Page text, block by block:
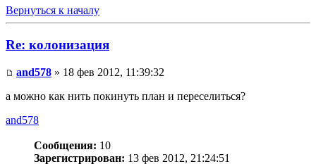
Вернуться к началу
Re: колонизация
and578 » 18 фев 2012, 11:39:32
а можно как нить покинуть план и переселиться?
and578
Сообщения: 10
Зарегистрирован: 13 фев 2012, 21:24:51